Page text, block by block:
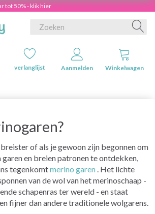
tot 50% - klik hier
verlanglijst Aanmelden Winkelwagen
of als je gewoon zijn begonnen om
en breien patronen te ontdekken,
tegenkomtmerino garen . Het lichte
van de wol van het merinoschaap -
schapenras ter wereld - en staat
fijner dan andere traditionele wolgarens.